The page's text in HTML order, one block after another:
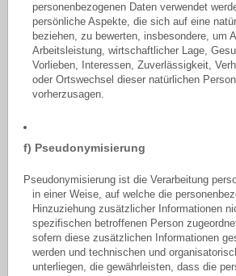
personenbezogenen Daten verwendet
persönliche Aspekte, die sich auf eine
beziehen, zu bewerten, insbesondere, um
Arbeitsleistung, wirtschaftlicher Lage,
Vorlieben, Interessen, Zuverlässigkeit,
oder Ortswechsel dieser natürlichen
vorherzusagen.
f) Pseudonymisierung
Pseudonymisierung ist die Verarbeitung
in einer Weise, auf welche die
Hinzuziehung zusätzlicher Informationen
spezifischen betroffenen Person
sofern diese zusätzlichen Informationen
werden und technischen und
unterliegen, die gewährleisten, dass die